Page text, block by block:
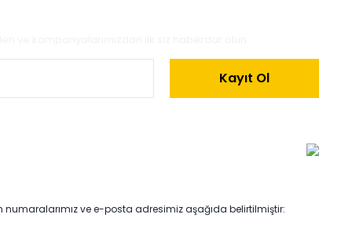
Kayıt Ol
numaralarımız ve e-posta adresimiz aşağıda belirtilmiştir: